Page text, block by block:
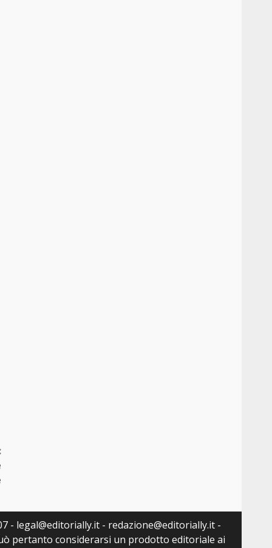
- legal@editorially.it - redazione@editorially.it -
pertanto considerarsi un prodotto editoriale ai